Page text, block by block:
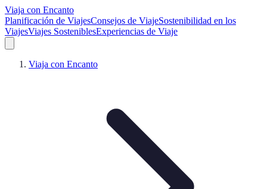
Viaja con Encanto
Planificación de ViajesConsejos de ViajeSostenibilidad en los
ViajesViajes SosteniblesExperiencias de Viaje
Viaja con Encanto